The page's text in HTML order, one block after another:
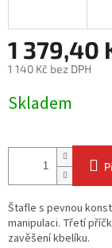
1 379,40
1 140 Kč bez DPH
cena:
Skladem
Štafle s pevnou
manipulaci. Třetí
zavěšení kbelíku.